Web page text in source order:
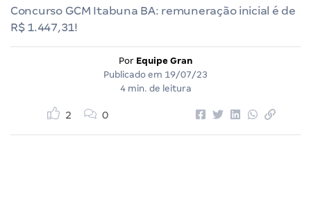
Concurso GCM Itabuna BA: remuneração inicial é de
R$ 1.447,31!
Por Equipe Gran
Publicado em 19/07/23
4 min. de leitura
2 0